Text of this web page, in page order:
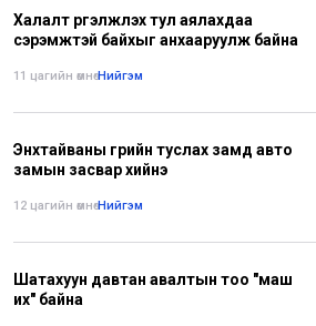
Халалт үргэлжлэх тул аялахдаа
сэрэмжтэй байхыг анхааруулж байна
11 цагийн өмнө•Нийгэм
Энхтайваны гүүрийн туслах замд авто
замын засвар хийнэ
12 цагийн өмнө•Нийгэм
Шатахуун давтан авалтын тоо "маш
их" байна